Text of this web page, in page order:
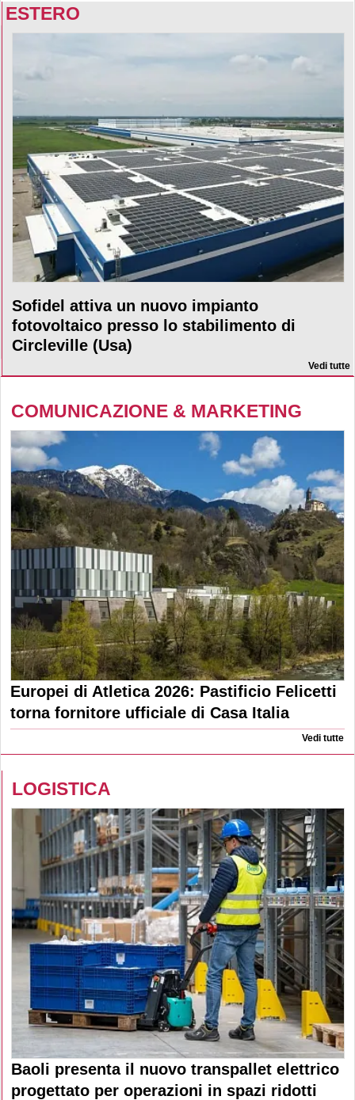
ESTERO
Sofidel attiva un nuovo impianto
fotovoltaico presso lo stabilimento di
Circleville (Usa)
Vedi tutte
COMUNICAZIONE & MARKETING
Europei di Atletica 2026: Pastificio Felicetti
torna fornitore ufficiale di Casa Italia
Vedi tutte
LOGISTICA
Baoli presenta il nuovo transpallet elettrico
progettato per operazioni in spazi ridotti